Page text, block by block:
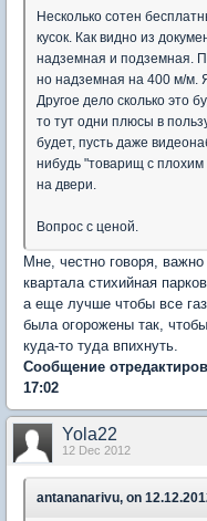
Несколько сотен
кусок. Как видно из
надземная и подземная.
но надземная на 400 м/м.
Другое дело сколько это
то тут одни плюсы в
будет, пусть даже
нибудь "товарищ с
на двери.
Вопрос с ценой.
Мне, честно говоря,
квартала стихийная
а еще лучше чтобы все
была огорожены так,
куда-то туда впихнуть.
Сообщение
17:02
Yola22
12 Dec 2012
antananarivu, on